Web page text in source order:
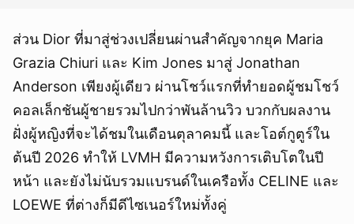
ส่วน Dior ที่มาสู่ช่วงเปลี่ยนผ่านสำคัญจากยุค Maria
Grazia Chiuri และ Kim Jones มาสู่ Jonathan
Anderson เพียงผู้เดียว ผ่านโชว์แรกที่ทำยอดผู้ชมโชว์
คอลเล็กชันผู้ชายรวมไปกว่าพันล้านวิว บวกกับผลงาน
ฝั่งผู้หญิงที่จะได้ชมในเดือนตุลาคมนี้ และโอต์กูตูร์ใน
ต้นปี 2026 ทำให้ LVMH มีความหวังการเติบโตในปี
หน้า และยังไม่นับรวมแบรนด์ในเครือทั้ง CELINE และ
LOEWE ที่ต่างก็มีดีไซเนอร์ใหม่ทั้งคู่